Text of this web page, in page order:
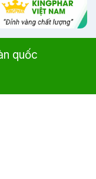
quốc